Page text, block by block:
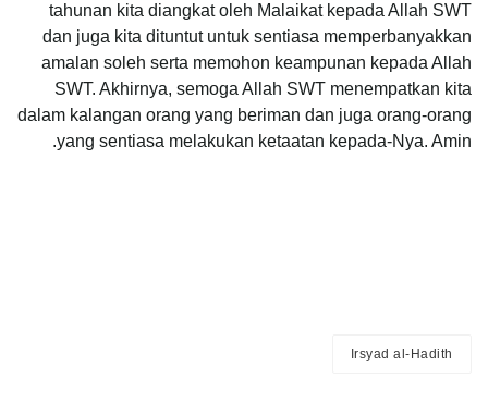
tahunan kita diangkat oleh Malaikat kepada Allah SWT
dan juga kita dituntut untuk sentiasa memperbanyakkan
amalan soleh serta memohon keampunan kepada Allah
SWT. Akhirnya, semoga Allah SWT menempatkan kita
dalam kalangan orang yang beriman dan juga orang-orang
yang sentiasa melakukan ketaatan kepada-Nya. Amin.
Irsyad al-Hadith